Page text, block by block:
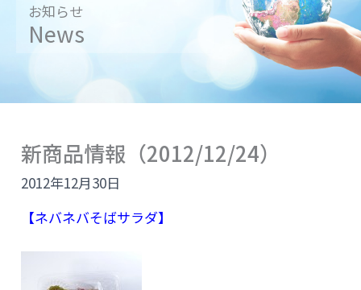
お知らせ
News
新商品情報（2012/12/24）
2012年12月30日
【ネバネバそばサラダ】